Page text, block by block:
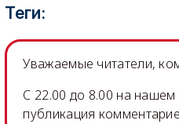
Теги:
Уважаемые читатели,
C 22.00 до 8.00 на
публикация